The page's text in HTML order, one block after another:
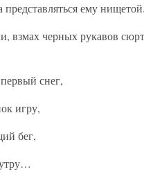
ему нищетой.
взмах черных рукавов
снег,
игру,
бег,